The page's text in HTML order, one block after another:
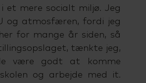
i et mere socialt miljø. Jeg
og atmosfæren, fordi jeg
for mange år siden, så
tænkte jeg,
være godt at komme
og arbejde med it.